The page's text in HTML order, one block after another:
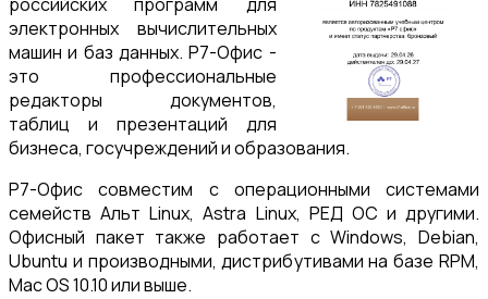
российских программ для
электронных вычислительных
машин и баз данных. Р7-Офис -
это профессиональные
редакторы документов,
таблиц и презентаций для
бизнеса, госучреждений и образования.
Р7-Офис совместим с операционными системами
семейств Альт Linux, Astra Linux, РЕД ОС и другими.
Офисный пакет также работает с Windows, Debian,
Ubuntu и производными, дистрибутивами на базе RPM,
Mac OS 10.10 или выше.